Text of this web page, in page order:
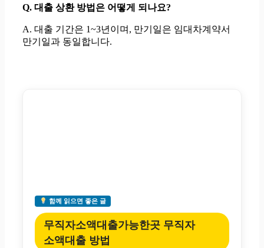
Q. 대출 상환 방법은 어떻게 되나요?
A. 대출 기간은 1~3년이며, 만기일은 임대차계약서
만기일과 동일합니다.
함께 읽으면 좋은 글
무직자소액대출가능한곳 무직자
소액대출 방법